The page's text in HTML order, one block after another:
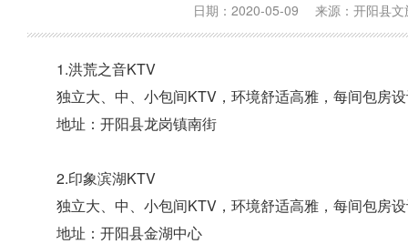
日期：2020-05-09 来源：开阳县
1.洪荒之音KTV
独立大、中、小包间KTV，环境舒适高雅，每间包房
地址：开阳县龙岗镇南街
2.印象滨湖KTV
独立大、中、小包间KTV，环境舒适高雅，每间包房
地址：开阳县金湖中心